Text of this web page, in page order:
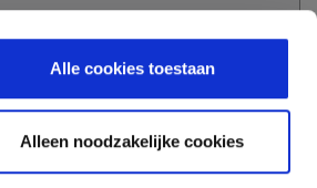
Alle cookies toestaan
Alleen noodzakelijke cookies